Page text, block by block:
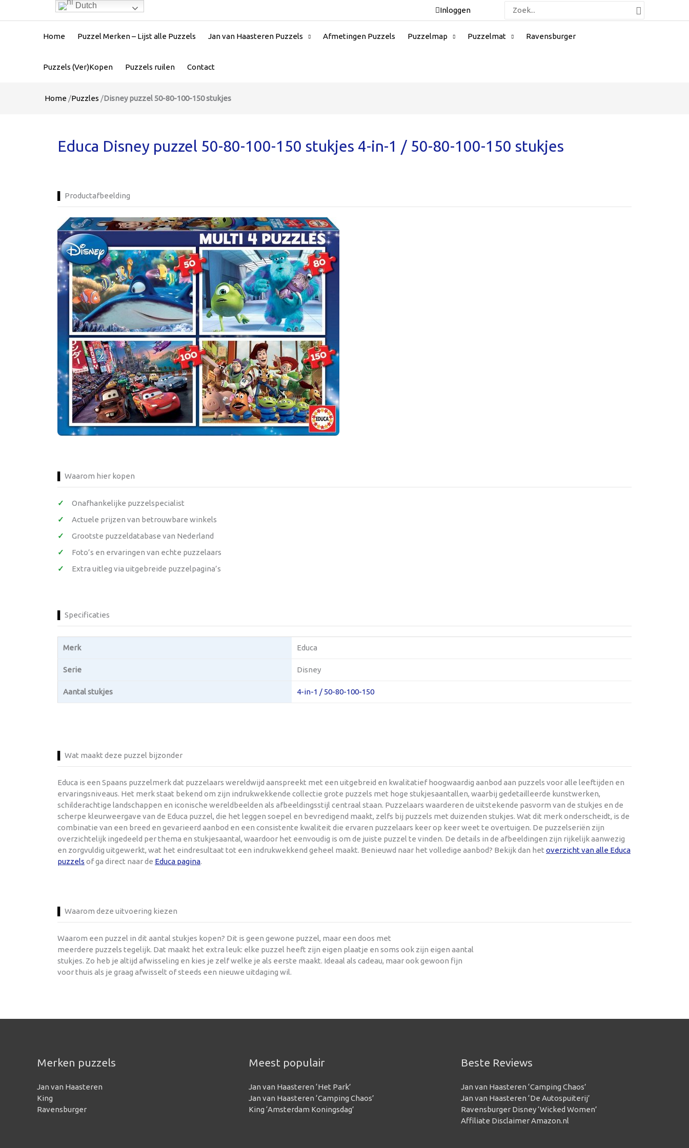
Inloggen
Zoeken
naar:
Home Puzzel Merken – Lijst alle Puzzels Jan van Haasteren Puzzels Afmetingen Puzzels Puzzelmap Puzzelmat Ravensburger
Puzzels (Ver)Kopen Puzzels ruilen Contact
Home /Puzzles /Disney puzzel 50-80-100-150 stukjes
Educa Disney puzzel 50-80-100-150 stukjes 4-in-1 / 50-80-100-150 stukjes
Productafbeelding
Waarom hier kopen
Onafhankelijke puzzelspecialist
Actuele prijzen van betrouwbare winkels
Grootste puzzeldatabase van Nederland
Foto’s en ervaringen van echte puzzelaars
Extra uitleg via uitgebreide puzzelpagina’s
Specificaties
Merk Educa
Serie Disney
Aantal stukjes 4-in-1 / 50-80-100-150
Wat maakt deze puzzel bijzonder
Educa is een Spaans puzzelmerk dat puzzelaars wereldwijd aanspreekt met een uitgebreid en kwalitatief hoogwaardig aanbod aan puzzels voor alle leeftijden en
ervaringsniveaus. Het merk staat bekend om zijn indrukwekkende collectie grote puzzels met hoge stukjesaantallen, waarbij gedetailleerde kunstwerken,
schilderachtige landschappen en iconische wereldbeelden als afbeeldingsstijl centraal staan. Puzzelaars waarderen de uitstekende pasvorm van de stukjes en de
scherpe kleurweergave van de Educa puzzel, die het leggen soepel en bevredigend maakt, zelfs bij puzzels met duizenden stukjes. Wat dit merk onderscheidt, is de
combinatie van een breed en gevarieerd aanbod en een consistente kwaliteit die ervaren puzzelaars keer op keer weet te overtuigen. De puzzelseriën zijn
overzichtelijk ingedeeld per thema en stukjesaantal, waardoor het eenvoudig is om de juiste puzzel te vinden. De details in de afbeeldingen zijn rijkelijk aanwezig
en zorgvuldig uitgewerkt, wat het eindresultaat tot een indrukwekkend geheel maakt. Benieuwd naar het volledige aanbod? Bekijk dan het overzicht van alle Educa
puzzels of ga direct naar de Educa pagina.
Waarom deze uitvoering kiezen
Waarom een puzzel in dit aantal stukjes kopen? Dit is geen gewone puzzel, maar een doos met
meerdere puzzels tegelijk. Dat maakt het extra leuk: elke puzzel heeft zijn eigen plaatje en soms ook zijn eigen aantal
stukjes. Zo heb je altijd afwisseling en kies je zelf welke je als eerste maakt. Ideaal als cadeau, maar ook gewoon fijn
voor thuis als je graag afwisselt of steeds een nieuwe uitdaging wil.
Merken puzzels
Jan van Haasteren
King
Ravensburger
Meest populair
Jan van Haasteren ‘Het Park’
Jan van Haasteren ‘Camping Chaos’
King ‘Amsterdam Koningsdag’
Beste Reviews
Jan van Haasteren ‘Camping Chaos’
Jan van Haasteren ‘De Autospuiterij’
Ravensburger Disney ‘Wicked Women’
Affiliate Disclaimer Amazon.nl
Dutch